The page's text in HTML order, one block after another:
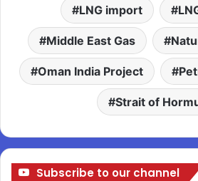
LNG import
Middle East Gas
Oman India Project
Strait of
Subscribe to our channel